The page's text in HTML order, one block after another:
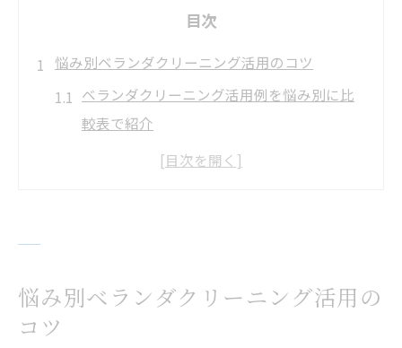
目次
悩み別ベランダクリーニング活用のコツ
ベランダクリーニング活用例を悩み別に比
較表で紹介
黒い汚れやヘドロに強いベランダクリーニ
ーニング注意点
悩み別ベランダクリーニング活用の
コツ